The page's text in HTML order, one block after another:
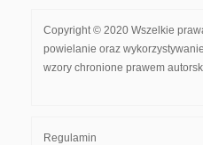
Copyright © 2020 Wszelkie
powielanie oraz
wzory chronione prawem
Regulamin